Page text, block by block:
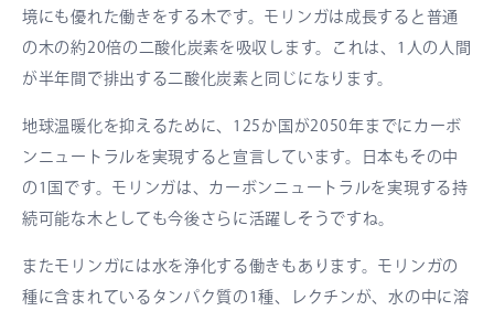
境にも優れた働きをする木です。モリンガは成長すると普通
の木の約20倍の二酸化炭素を吸収します。これは、1人の人間
が半年間で排出する二酸化炭素と同じになります。
地球温暖化を抑えるために、125か国が2050年までにカーボ
ンニュートラルを実現すると宣言しています。日本もその中
の1国です。モリンガは、カーボンニュートラルを実現する持
続可能な木としても今後さらに活躍しそうですね。
またモリンガには水を浄化する働きもあります。モリンガの
種に含まれているタンパク質の1種、レクチンが、水の中に溶